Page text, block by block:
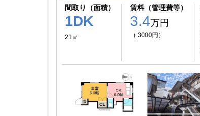
間取り（面積）
1DK
21㎡
賃料（管理費等）
3.4万円
（ 3000円）